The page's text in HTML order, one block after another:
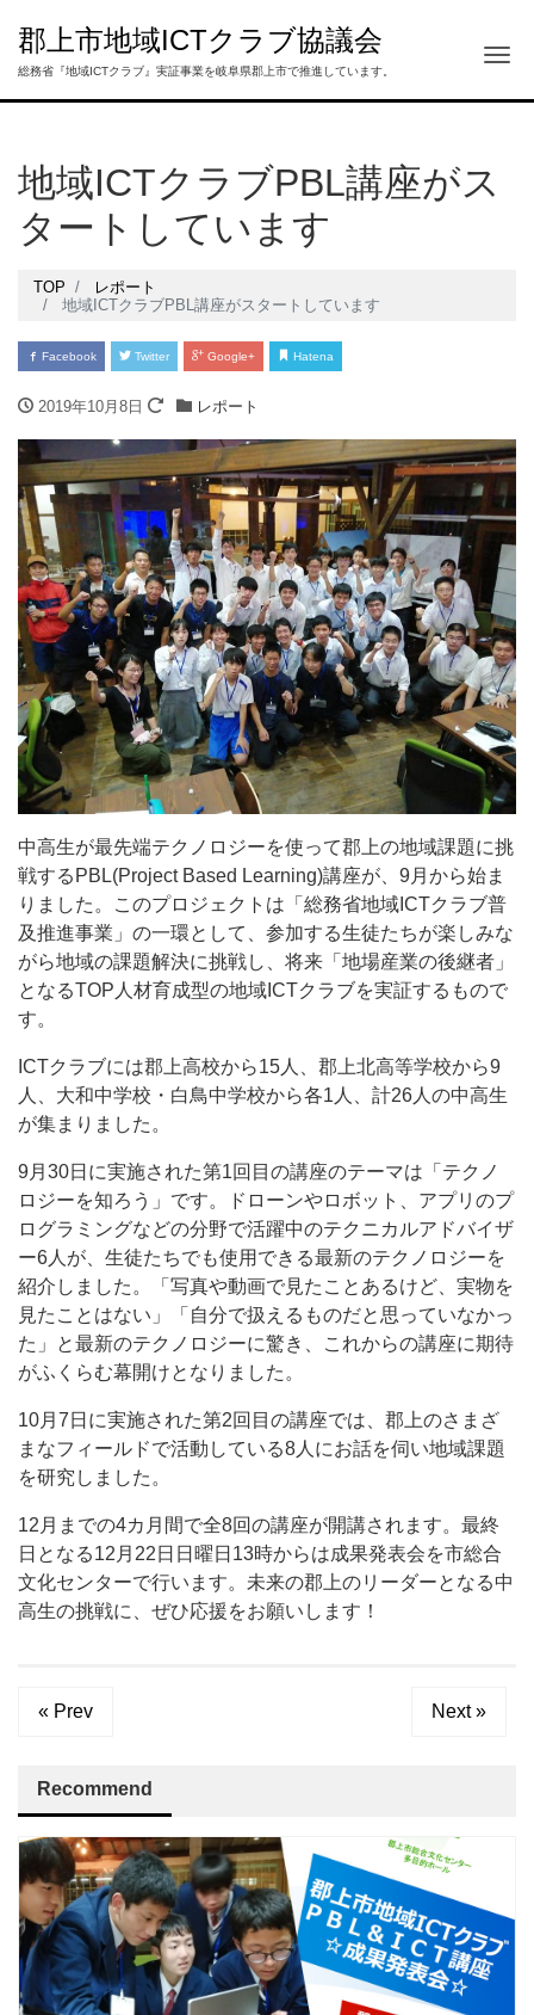
郡上市地域ICTクラブ協議会
総務省『地域ICTクラブ』実証事業を岐阜県郡上市で推進しています。
地域ICTクラブPBL講座がス
タートしています
TOP
レポート
地域ICTクラブPBL講座がスタートしています
Facebook Twitter Google+ Hatena
2019年10月8日 レポート
中高生が最先端テクノロジーを使って郡上の地域課題に挑
戦するPBL(Project Based Learning)講座が、9月から始ま
りました。このプロジェクトは「総務省地域ICTクラブ普
及推進事業」の一環として、参加する生徒たちが楽しみな
がら地域の課題解決に挑戦し、将来「地場産業の後継者」
となるTOP人材育成型の地域ICTクラブを実証するもので
す。
ICTクラブには郡上高校から15人、郡上北高等学校から9
人、大和中学校・白鳥中学校から各1人、計26人の中高生
が集まりました。
9月30日に実施された第1回目の講座のテーマは「テクノ
ロジーを知ろう」です。ドローンやロボット、アプリのプ
ログラミングなどの分野で活躍中のテクニカルアドバイザ
ー6人が、生徒たちでも使用できる最新のテクノロジーを
紹介しました。「写真や動画で見たことあるけど、実物を
見たことはない」「自分で扱えるものだと思っていなかっ
た」と最新のテクノロジーに驚き、これからの講座に期待
がふくらむ幕開けとなりました。
10月7日に実施された第2回目の講座では、郡上のさまざ
まなフィールドで活動している8人にお話を伺い地域課題
を研究しました。
12月までの4カ月間で全8回の講座が開講されます。最終
日となる12月22日日曜日13時からは成果発表会を市総合
文化センターで行います。未来の郡上のリーダーとなる中
高生の挑戦に、ぜひ応援をお願いします！
« Prev Next »
Recommend